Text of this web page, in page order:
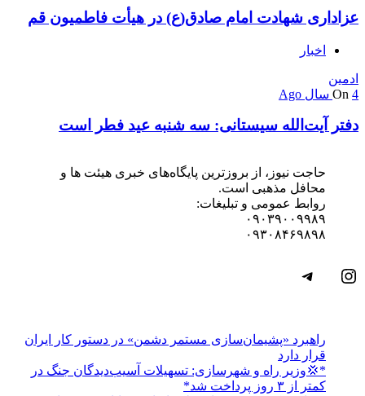
عزاداری شهادت امام صادق(ع) در هیأت فاطمیون قم
اخبار
ادمین
On 4 سال Ago
دفتر آیت‌الله سیستانی: سه شنبه عید فطر است
حاجت نیوز، از بروزترین پایگاه‌های خبری هیئت ها و
محافل مذهبی است.
روابط عمومی و تبلیغات:
۰۹۰۳۹۰۰۹۹۸۹
۰۹۳۰۸۴۶۹۸۹۸
اینستاگرم
تلگرام
راهبرد «پشیمان‌سازی مستمر دشمن» در دستور کار ایران
قرار دارد
*💢وزیر راه و شهرسازی: تسهیلات آسیب‌دیدگان جنگ در
کمتر از ۳ روز پرداخت شد*